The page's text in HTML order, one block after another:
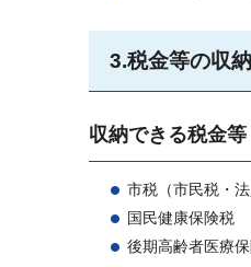
3.税金等の収納
収納できる税金等
市税（市民税・
国民健康保険税
後期高齢者医療